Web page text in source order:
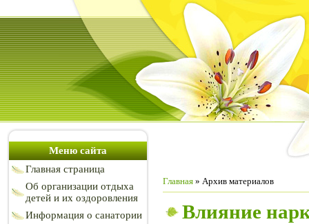
Меню сайта
Главная страница
Об организации отдыха
детей и их оздоровления
Информация о санатории
Главная » Архив материалов
Влияние